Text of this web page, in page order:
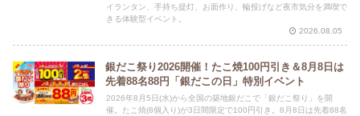
イランタン、手持ち提灯、お面作り、輪投げなど夜市気分を満喫で
きる体験型イベント。
2026.08.05
銀だこ祭り2026開催！たこ焼100円引き＆8月8日は
先着88名88円「銀だこの日」特別イベント
2026年8月5日(水)から全国の築地銀だこで「銀だこ祭り」を開
催。たこ焼(8個入り)が3日間限定で100円引き。8月8日は先着88名